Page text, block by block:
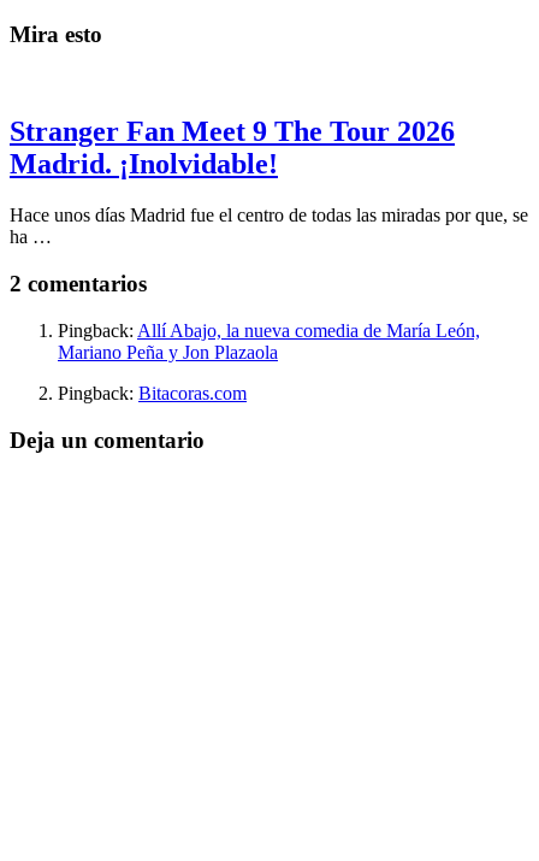
Mira esto
Stranger Fan Meet 9 The Tour 2026
Madrid. ¡Inolvidable!
Hace unos días Madrid fue el centro de todas las miradas por que, se
ha …
2 comentarios
Pingback: Allí Abajo, la nueva comedia de María León,
Mariano Peña y Jon Plazaola
Pingback: Bitacoras.com
Deja un comentario